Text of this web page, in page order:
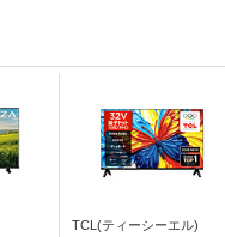
TCL(ティーシーエル)